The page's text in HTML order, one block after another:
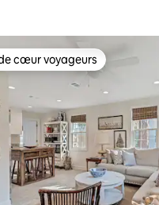
cœur voyageurs les plus
cœur voyageurs